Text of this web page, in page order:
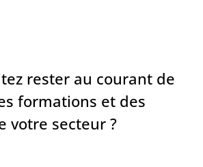
rester au courant de
formations et des
votre secteur ?